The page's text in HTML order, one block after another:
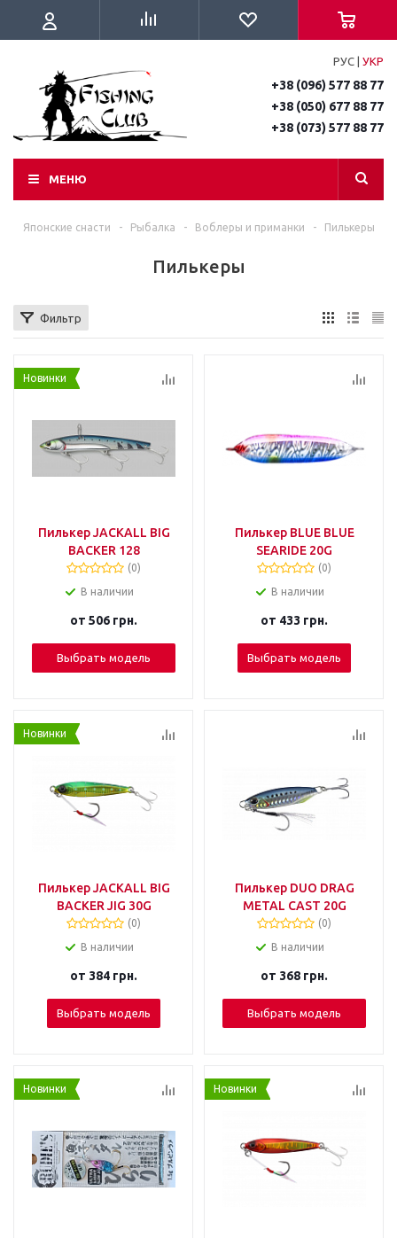
РУС УКР
+38 (096) 577 88 77
+38 (050) 677 88 77
+38 (073) 577 88 77
МЕНЮ
Японские снасти - Рыбалка - Воблеры и приманки - Пилькеры
Пилькеры
Фильтр
Новинки
Пилькер JACKALL BIG
BACKER 128
(0)
В наличии
от 506 грн.
Выбрать модель
Пилькер BLUE BLUE
SEARIDE 20G
(0)
В наличии
от 433 грн.
Выбрать модель
Новинки
Пилькер JACKALL BIG
BACKER JIG 30G
(0)
В наличии
от 384 грн.
Выбрать модель
Пилькер DUO DRAG
METAL CAST 20G
(0)
В наличии
от 368 грн.
Выбрать модель
Новинки Новинки